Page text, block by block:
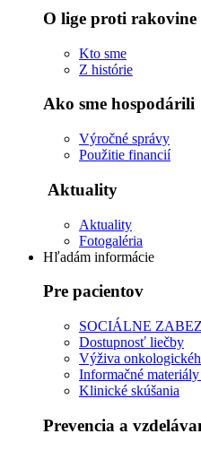
O lige proti rakovine
Kto sme
Z histórie
Ako sme hospodárili
Výročné správy
Použitie financií
Aktuality
Aktuality
Fotogaléria
Hľadám informácie
Pre pacientov
SOCIÁLNE
Dostupnosť liečby
Výživa
Informačné
Klinické skúšania
Prevencia a